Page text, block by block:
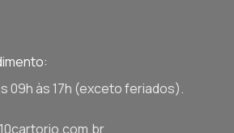
09h às 17h (exceto feriados).